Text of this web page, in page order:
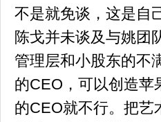
不是就免谈，这是自
陈戈并未谈及与姚团
管理层和小股东的不
的CEO，可以创造苹
的CEO就不行。把艺